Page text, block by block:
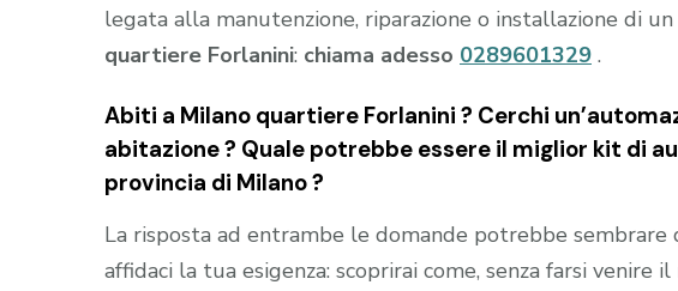
legata alla manutenzione, riparazione o installazione di un
quartiere Forlanini: chiama adesso 0289601329 .
Abiti a Milano quartiere Forlanini ? Cerchi
abitazione ? Quale potrebbe essere il miglior kit di
provincia di Milano?
La risposta ad entrambe le domande potrebbe sembrare
affidaci la tua esigenza: scoprirai come, senza farsi venire